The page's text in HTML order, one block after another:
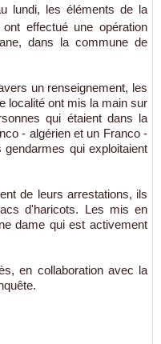
lundi, les éléments de la
effectué une opération
dans la commune de
un renseignement, les
localité ont mis la main sur
qui étaient dans la
- algérien et un Franco -
qui exploitaient
de leurs arrestations, ils
d'haricots. Les mis en
dame qui est activement
en collaboration avec la